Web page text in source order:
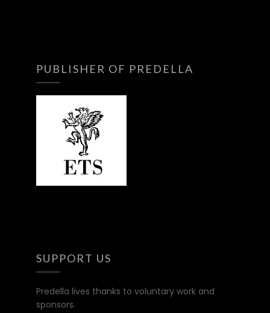
PUBLISHER OF PREDELLA
SUPPORT US
Predella lives thanks to voluntary work and
sponsors.